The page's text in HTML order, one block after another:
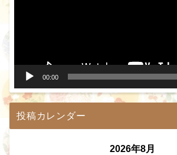
00:00
投稿カレンダー
2026年8月